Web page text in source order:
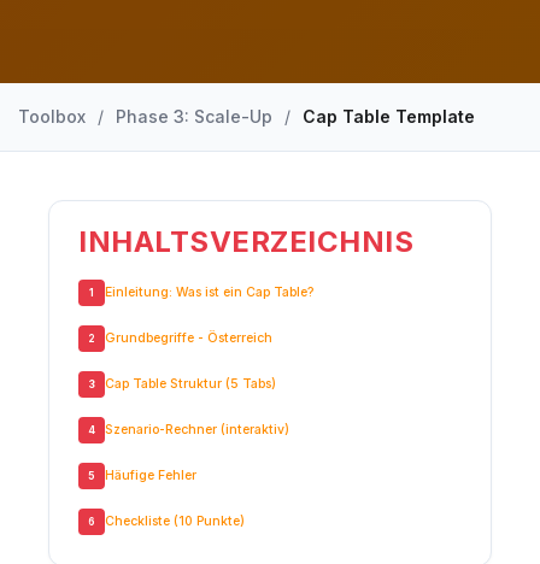
Toolbox / Phase 3: Scale-Up / Cap Table Template
INHALTSVERZEICHNIS
1 Einleitung: Was ist ein Cap Table?
2 Grundbegriffe - Österreich
3 Cap Table Struktur (5 Tabs)
4 Szenario-Rechner (interaktiv)
5 Häufige Fehler
6 Checkliste (10 Punkte)